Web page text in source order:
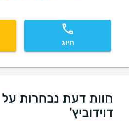
חיוג
חוות דעת נבחרות
דוידוביץ'